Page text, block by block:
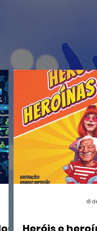
18